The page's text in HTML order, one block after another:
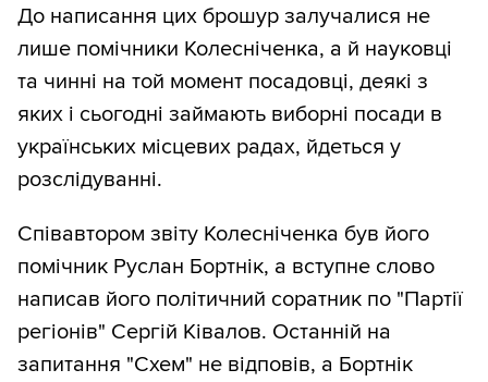
До написання цих брошур залучалися не
лише помічники Колесніченка, а й науковці
та чинні на той момент посадовці, деякі з
яких і сьогодні займають виборні посади в
українських місцевих радах, йдеться у
розслідуванні.
Співавтором звіту Колесніченка був його
помічник Руслан Бортнік, а вступне слово
написав його політичний соратник по "Партії
регіонів" Сергій Ківалов. Останній на
запитання "Схем" не відповів, а Бортнік